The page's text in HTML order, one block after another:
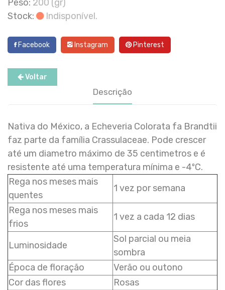
Peso: 200 (gr)
Stock:
Indisponível.
Facebook Instagram Pinterest
Voltar
Descrição
Nativa do México, a Echeveria Colorata fa Brandtii
faz parte da família Crassulaceae. Pode crescer
até um diametro máximo de 35 centimetros e é
resistente até uma temperatura mínima e -4ºC.
Rega nos meses mais
quentes
1 vez por semana
Rega nos meses mais
frios
1 vez a cada 12 dias
Luminosidade
Sol parcial ou meia
sombra
Época de floração
Verão ou outono
Cor das flores
Rosas